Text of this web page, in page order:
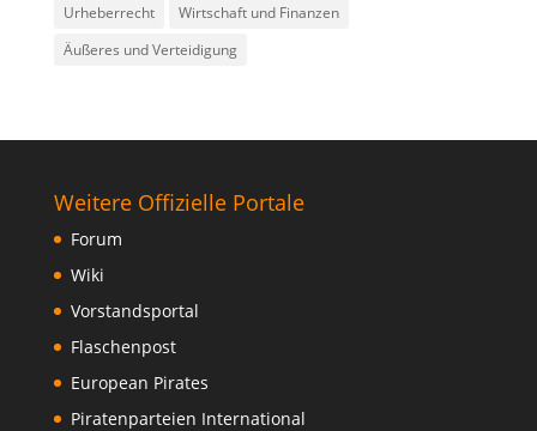
Urheberrecht
Wirtschaft und Finanzen
Äußeres und Verteidigung
Weitere Offizielle Portale
Forum
Wiki
Vorstandsportal
Flaschenpost
European Pirates
Piratenparteien International